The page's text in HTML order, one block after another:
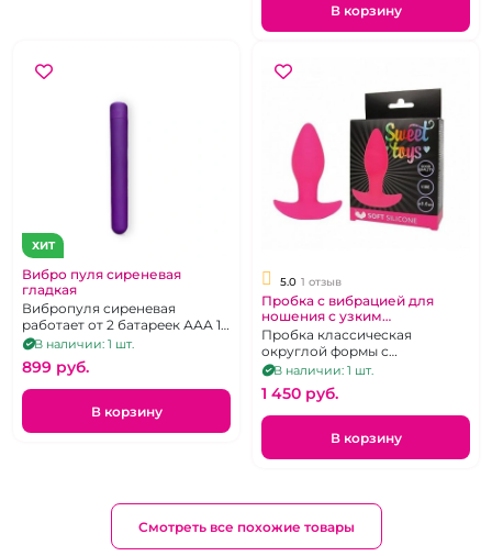
В корзину
ХИТ
Вибро пуля сиреневая
гладкая
Вибропуля сиреневая
работает от 2 батареек ААА 10
режимов
В наличии: 1 шт.
899 pуб.
В корзину
5.0 1 отзыв
Пробка с вибрацией для
ношения с узким
ограничителем "Sweet toys"
розовая
Пробка классическая
округлой формы с
ограничителем
В наличии: 1 шт.
1 450 pуб.
В корзину
Смотреть все похожие товары